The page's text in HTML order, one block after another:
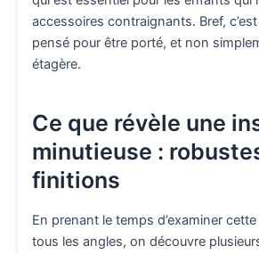
accessoires contraignants. Bref,
pensé pour être porté, et non
étagère.
Ce que révèle une
minutieuse :
finitions
En prenant le temps d’examiner
tous les angles, on découvre